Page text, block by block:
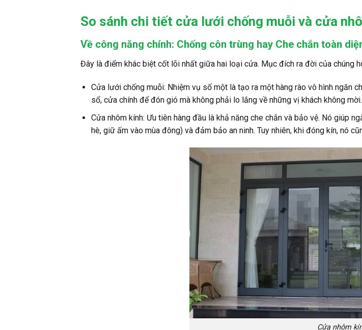
So sánh chi tiết cửa lưới chống muỗi và cửa
Về công năng chính: Chống côn trùng hay Che chắn toàn
Đây là điểm khác biệt cốt lõi nhất giữa hai loại cửa. Mục đích ra đời của chúng
Cửa lưới chống muỗi: Nhiệm vụ số một là tạo ra một hàng rào vô hình ngăn
sổ, cửa chính để đón gió mà không phải lo lắng về những vị khách không
Cửa nhôm kính: Ưu tiên hàng đầu là khả năng che chắn và bảo vệ. Nó giúp
hè, giữ ấm vào mùa đông) và đảm bảo an ninh. Tuy nhiên, khi đóng kín, nó
Cửa nhôm